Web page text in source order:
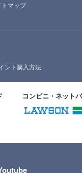
トマップ
ント購入方法
コンビニ・ネット